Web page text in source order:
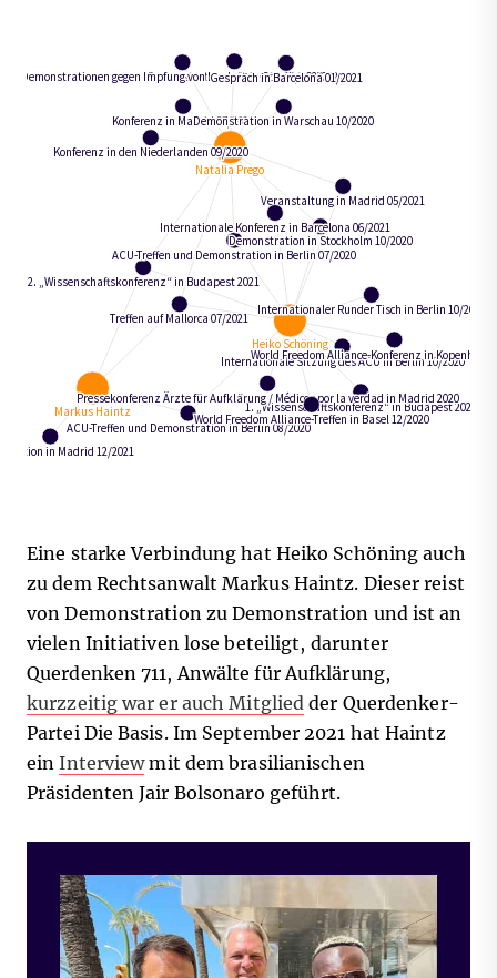
Eine starke Verbindung hat Heiko Schöning auch
zu dem Rechtsanwalt Markus Haintz. Dieser reist
von Demonstration zu Demonstration und ist an
vielen Initiativen lose beteiligt, darunter
Querdenken 711, Anwälte für Aufklärung,
kurzzeitig war er auch Mitglied der Querdenker-
Partei Die Basis. Im September 2021 hat Haintz
einInterviewmit dem brasilianischen
Präsidenten Jair Bolsonaro geführt.